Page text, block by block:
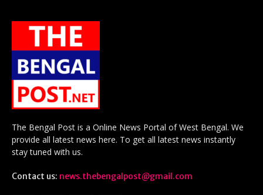
The Bengal Post is a Online News Portal of West Bengal. We
provide all latest news here. To get all latest news instantly
stay tuned with us.
Contact us: news.thebengalpost@gmail.com